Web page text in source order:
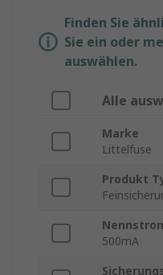
Finden Sie
Sie ein oder
auswählen.
Alle
Marke
Littelfuse
Produkt
500mA